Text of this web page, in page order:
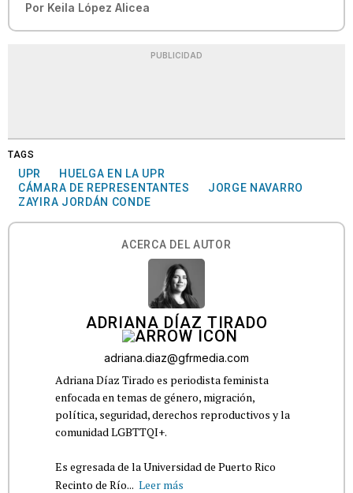
Por Keila López Alicea
PUBLICIDAD
TAGS
UPR
HUELGA EN LA UPR
CÁMARA DE REPRESENTANTES
JORGE NAVARRO
ZAYIRA JORDÁN CONDE
ACERCA DEL AUTOR
ADRIANA DÍAZ TIRADO
adriana.diaz@gfrmedia.com
Adriana Díaz Tirado es periodista feminista
enfocada en temas de género, migración,
política, seguridad, derechos reproductivos y la
comunidad LGBTTQI+.
Es egresada de la Universidad de Puerto Rico
Recinto de Río... Leer más